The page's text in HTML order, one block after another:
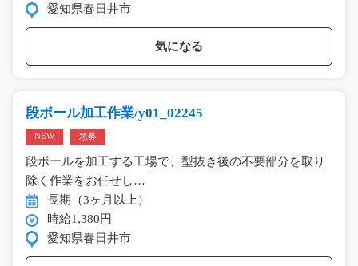
愛知県春日井市
気になる
段ボール加工作業/y01_02245
NEW 急募
段ボールを加工する工場で、型抜き後の不要部分を取り
除く作業をお任せし…
長期（3ヶ月以上）
時給1,380円
愛知県春日井市